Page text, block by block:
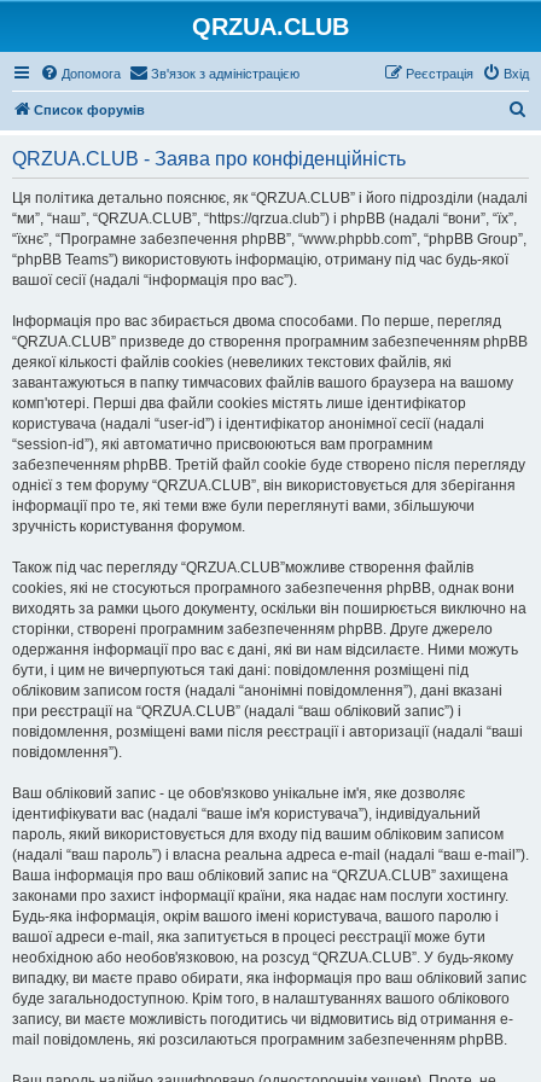
QRZUA.CLUB
Допомога Зв'язок з адміністрацією Вхід
Реєстрація
Список форумів
QRZUA.CLUB - Заява про конфіденційність
Ця політика детально пояснює, як “QRZUA.CLUB” і його підрозділи (надалі
“ми”, “наш”, “QRZUA.CLUB”, “https://qrzua.club”) і phpBB (надалі “вони”, “їх”,
“їхнє”, “Програмне забезпечення phpBB”, “www.phpbb.com”, “phpBB Group”,
“phpBB Teams”) використовують інформацію, отриману під час будь-якої
вашої сесії (надалі “інформація про вас”).
Інформація про вас збирається двома способами. По перше, перегляд
“QRZUA.CLUB” призведе до створення програмним забезпеченням phpBB
деякої кількості файлів cookies (невеликих текстових файлів, які
завантажуються в папку тимчасових файлів вашого браузера на вашому
комп'ютері. Перші два файли cookies містять лише ідентифікатор
користувача (надалі “user-id”) і ідентифікатор анонімної сесії (надалі
“session-id”), які автоматично присвоюються вам програмним
забезпеченням phpBB. Третій файл cookie буде створено після перегляду
однієї з тем форуму “QRZUA.CLUB”, він використовується для зберігання
інформації про те, які теми вже були переглянуті вами, збільшуючи
зручність користування форумом.
Також під час перегляду “QRZUA.CLUB”можливе створення файлів
cookies, які не стосуються програмного забезпечення phpBB, однак вони
виходять за рамки цього документу, оскільки він поширюється виключно на
сторінки, створені програмним забезпеченням phpBB. Друге джерело
одержання інформації про вас є дані, які ви нам відсилаєте. Ними можуть
бути, і цим не вичерпуються такі дані: повідомлення розміщені під
обліковим записом гостя (надалі “анонімні повідомлення”), дані вказані
при реєстрації на “QRZUA.CLUB” (надалі “ваш обліковий запис”) і
повідомлення, розміщені вами після реєстрації і авторизації (надалі “ваші
повідомлення”).
Ваш обліковий запис - це обов'язково унікальне ім'я, яке дозволяє
ідентифікувати вас (надалі “ваше ім'я користувача”), індивідуальний
пароль, який використовується для входу під вашим обліковим записом
(надалі “ваш пароль”) і власна реальна адреса e-mail (надалі “ваш e-mail”).
Ваша інформація про ваш обліковий запис на “QRZUA.CLUB” захищена
законами про захист інформації країни, яка надає нам послуги хостингу.
Будь-яка інформація, окрім вашого імені користувача, вашого паролю і
вашої адреси e-mail, яка запитується в процесі реєстрації може бути
необхідною або необов'язковою, на розсуд “QRZUA.CLUB”. У будь-якому
випадку, ви маєте право обирати, яка інформація про ваш обліковий запис
буде загальнодоступною. Крім того, в налаштуваннях вашого облікового
запису, ви маєте можливість погодитись чи відмовитись від отримання e-
mail повідомлень, які розсилаються програмним забезпеченням phpBB.